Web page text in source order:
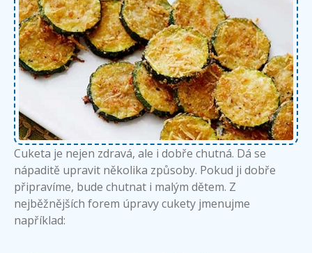
Cuketa je nejen zdravá, ale i dobře chutná. Dá se
nápaditě upravit několika způsoby. Pokud ji dobře
připravíme, bude chutnat i malým dětem. Z
nejběžnějších forem úpravy cukety jmenujme
například: